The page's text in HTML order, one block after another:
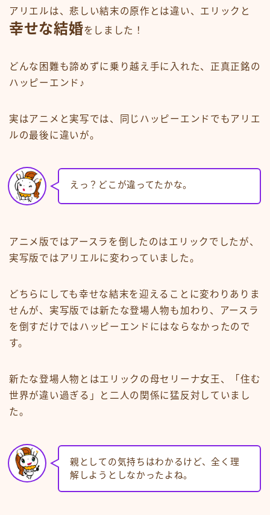
アリエルは、悲しい結末の原作とは違い、エリックと
幸せな結婚をしました！
どんな困難も諦めずに乗り越え手に入れた、正真正銘の
ハッピーエンド♪
実はアニメと実写では、同じハッピーエンドでもアリエ
ルの最後に違いが。
えっ？どこが違ってたかな。
アニメ版ではアースラを倒したのはエリックでしたが、
実写版ではアリエルに変わっていました。
どちらにしても幸せな結末を迎えることに変わりありま
せんが、実写版では新たな登場人物も加わり、アースラ
を倒すだけではハッピーエンドにはならなかったので
す。
新たな登場人物とはエリックの母セリーナ女王、「住む
世界が違い過ぎる」と二人の関係に猛反対していまし
た。
親としての気持ちはわかるけど、全く理
解しようとしなかったよね。